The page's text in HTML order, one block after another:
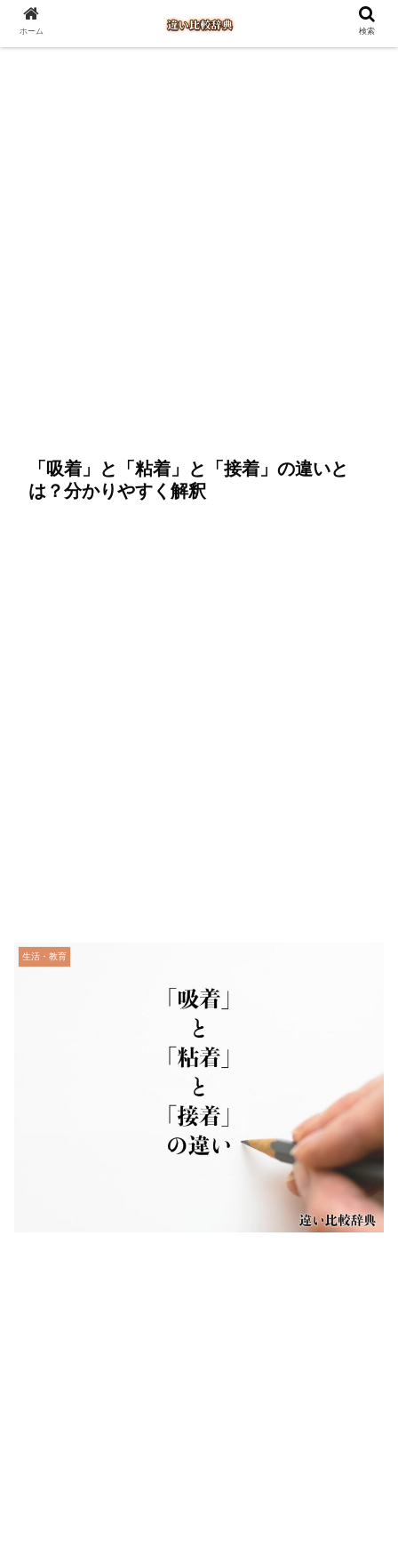
「吸着」と「粘着」と「接着」の違いと
は？分かりやすく解釈
生活・教育
ホーム 検索